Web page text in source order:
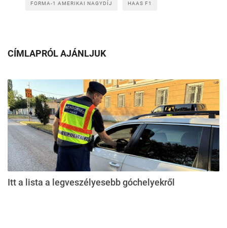
FORMA-1 AMERIKAI NAGYDÍJ HAAS F1
CÍMLAPRÓL AJÁNLJUK
Itt a lista a legveszélyesebb góchelyekről